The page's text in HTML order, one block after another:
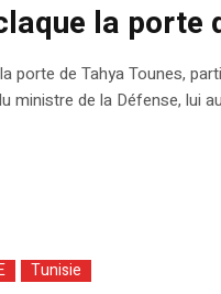
la porte
porte de Tahya Tounes,
ministre de la Défense, lui
Tunisie